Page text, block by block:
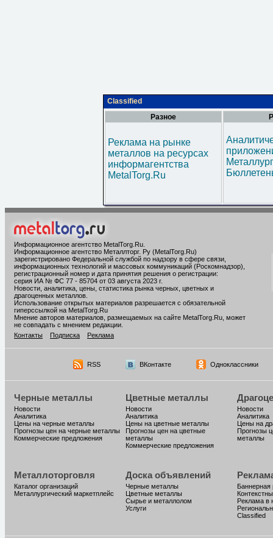
Classified
Разное
Реклама на рынке
металлов на ресурсах
информагентства
MetalTorg.Ru
Информационное агентство MetalTorg.Ru
Информационное агентство Металлторг. Ру (MetalTorg.Ru)
зарегистрировано Федеральной службой по надзору в сфере связи,
информационных технологий и массовых коммуникаций (Роскомнадзор),
регистрационный номер и дата принятия решения о регистрации:
серия ИА № ФС 77 - 85704 от 03 августа 2023 г.
Новости, аналитика, цены, статистика рынка черных, цветных и
драгоценных металлов.
Использование открытых материалов разрешается с обязательной
гиперссылкой на MetalTorg.Ru
Мнение авторов материалов, размещаемых на сайте MetalTorg.Ru, может
не совпадать с мнением редакции.
Контакты
Подписка Реклама
RSS ВКонтакте Одноклассники
Черные металлы
Новости
Аналитика
Цены на черные металлы
Прогнозы цен на черные металлы
Коммерческие предложения
Цветные металлы
Новости
Аналитика
Цены на цветные металлы
Прогнозы цен на цветные
металлы
Коммерческие предложения
Новости
Аналитика
Цены на
Прогнозы
металлы
Металлоторговля
Каталог организаций
Металлургический маркетплейс
Доска объявлений
Черные металлы
Цветные металлы
Сырье и металлолом
Услуги
Баннерная
Реклама в
Classified